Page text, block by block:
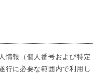
情報（個人番号および特定
行に必要な範囲内で利用し